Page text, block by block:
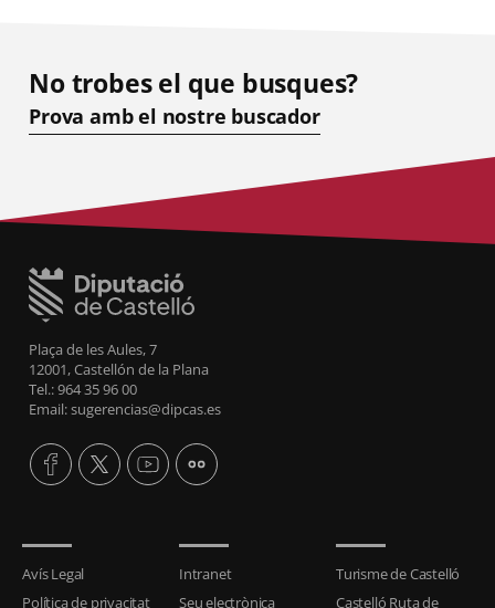
No trobes el que busques?
Prova amb el nostre buscador
Plaça de les Aules, 7
12001, Castellón de la Plana
Tel.: 964 35 96 00
Email: sugerencias@dipcas.es
Avís Legal
Política de privacitat
Intranet
Seu electrònica
Turisme de Castelló
Castelló Ruta de